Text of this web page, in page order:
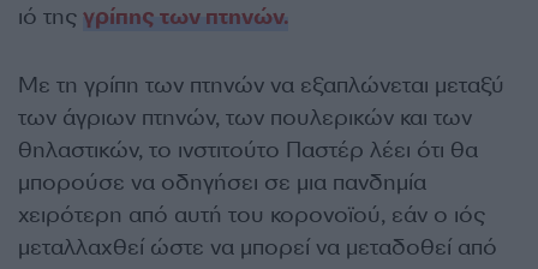
ιό της γρίπης των πτηνών.
Με τη γρίπη των πτηνών να εξαπλώνεται μεταξύ
των άγριων πτηνών, των πουλερικών και των
θηλαστικών, το ινστιτούτο Παστέρ λέει ότι θα
μπορούσε να οδηγήσει σε μια πανδημία
χειρότερη από αυτή του κορονοϊού, εάν ο ιός
μεταλλαχθεί ώστε να μπορεί να μεταδοθεί από